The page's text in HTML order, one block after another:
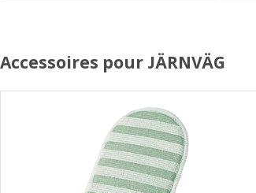
Accessoires pour JÄRNVÄG